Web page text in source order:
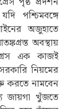
পশ্চিমবঙ্গে
অজুহাতে
অবস্থায়
এক কাজই
নিয়মের
করতে নামবেন
জায়গা খুঁজতে